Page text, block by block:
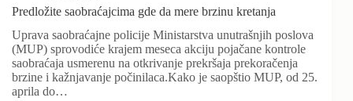
Predložite saobraćajcima gde da mere brzinu kretanja
Uprava saobraćajne policije Ministarstva unutrašnjih poslova
(MUP) sprovodiće krajem meseca akciju pojačane kontrole
saobraćaja usmerenu na otkrivanje prekršaja prekoračenja
brzine i kažnjavanje počinilaca.Kako je saopštio MUP, od 25.
aprila do…